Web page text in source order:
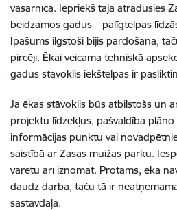
vasarnīca. Iepriekš tajā atradusies
beidzamos gadus – palīgtelpas
Īpašums ilgstoši bijis pārdošanā,
pircēji. Ēkai veicama tehniskā
gadus stāvoklis iekštelpās ir
Ja ēkas stāvoklis būs atbilstošs un
projektu līdzekļus, pašvaldība
informācijas punktu vai
saistībā ar Zasas muižas parku.
varētu arī iznomāt. Protams, ēka
daudz darba, taču tā ir
sastāvdaļa.